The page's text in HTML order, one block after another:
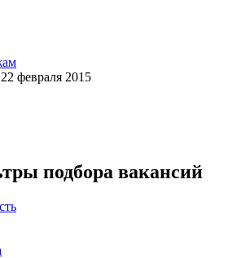
22 февраля 2015
подбора вакансий